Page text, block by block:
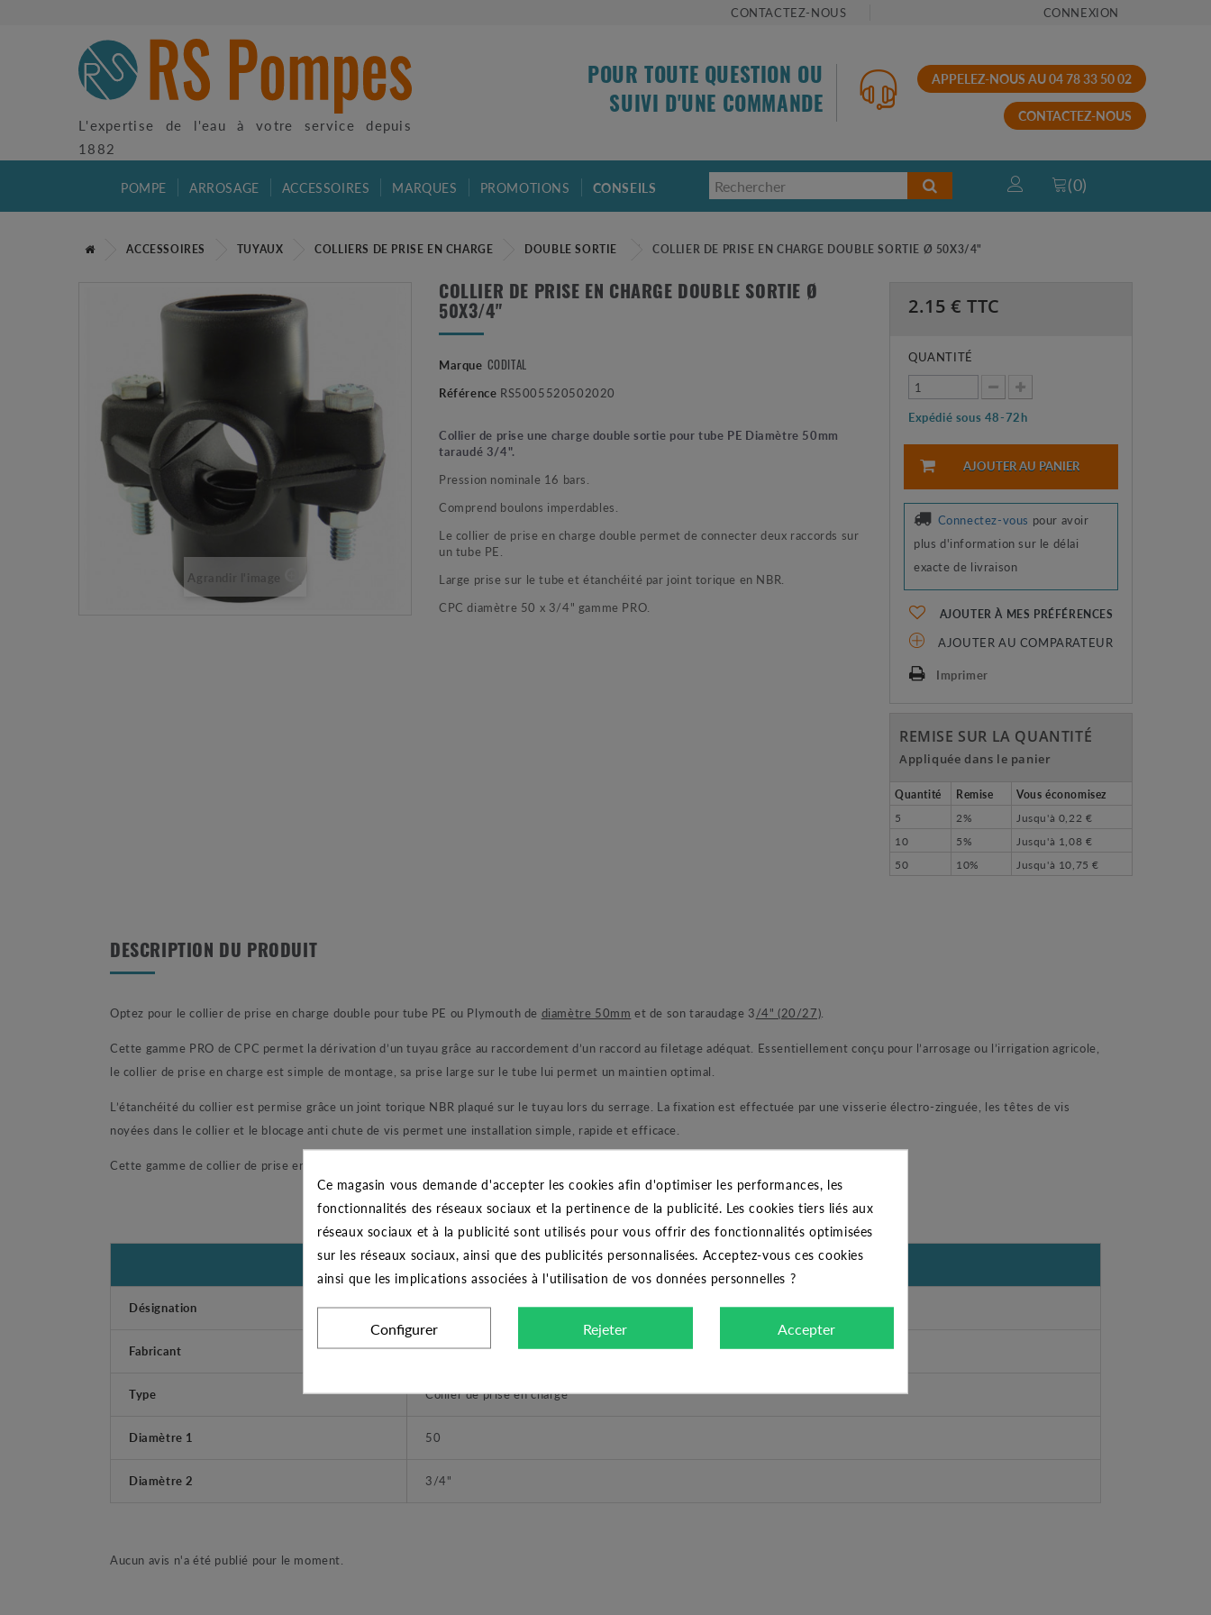
CONTACTEZ-NOUS CONNEXION
L'expertise de l'eau à votre service depuis
1882
POUR TOUTE QUESTION OU
SUIVI D'UNE COMMANDE
APPELEZ-NOUS AU 04 78 33 50 02
CONTACTEZ-NOUS
POMPE ARROSAGE ACCESSOIRES MARQUES PROMOTIONS CONSEILS (0)
ACCESSOIRES TUYAUX COLLIERS DE PRISE EN CHARGE DOUBLE SORTIE COLLIER DE PRISE EN CHARGE DOUBLE SORTIE Ø 50X3/4"
Agrandir l'image
COLLIER DE PRISE EN CHARGE DOUBLE SORTIE Ø
50X3/4"
Marque CODITAL
Référence RS5005520502020
Collier de prise une charge double sortie pour tube PE Diamètre 50mm
taraudé 3/4".
Pression nominale 16 bars.
Comprend boulons imperdables.
Le collier de prise en charge double permet de connecter deux raccords sur
un tube PE.
Large prise sur le tube et étanchéité par joint torique en NBR.
CPC diamètre 50 x 3/4" gamme PRO.
2.15 € TTC
QUANTITÉ
Expédié sous 48-72h
AJOUTER AU PANIER
Connectez-vous pour avoir
plus d'information sur le délai
exacte de livraison
AJOUTER À MES PRÉFÉRENCES
AJOUTER AU COMPARATEUR
Imprimer
REMISE SUR LA QUANTITÉ
Appliquée dans le panier
Quantité Remise
Vous économisez
5
2% Jusqu'à 0,22 €
10
5% Jusqu'à 1,08 €
50
10% Jusqu'à 10,75 €
DESCRIPTION DU PRODUIT
Optez pour le collier de prise en charge double pour tube PE ou Plymouth de diamètre 50mm et de son taraudage 3/4" (20/27)
Cette gamme PRO de CPC permet la dérivation d’un tuyau grâce au raccordement d’un raccord au filetage adéquat. Essentiellement conçu pour l’arrosage ou l’irrigation agricole,
le collier de prise en charge est simple de montage, sa prise large sur le tube lui permet un maintien optimal.
L’étanchéité du collier est permise grâce un joint torique NBR plaqué sur le tuyau lors du serrage. La fixation est effectuée par une visserie électro-zinguée, les têtes de vis
noyées dans le collier et le blocage anti chute de vis permet une installation simple, rapide et efficace.
Cette gamme de collier de prise en charge accepte une pression nominale de 16 bars maximum.
CARACTÉRISTIQUES GÉNÉRALES
Désignation Collier de prise en charge double sortie Ø 50x3/4"
Fabricant CODITAL
Type Collier de prise en charge
Diamètre 1 50
Diamètre 2 3/4"
Aucun avis n'a été publié pour le moment.
Ce magasin vous demande d'accepter les cookies afin d'optimiser les performances, les
fonctionnalités des réseaux sociaux et la pertinence de la publicité. Les cookies tiers liés aux
réseaux sociaux et à la publicité sont utilisés pour vous offrir des fonctionnalités optimisées
sur les réseaux sociaux, ainsi que des publicités personnalisées. Acceptez-vous ces cookies
ainsi que les implications associées à l'utilisation de vos données personnelles ?
Configurer Rejeter Accepter